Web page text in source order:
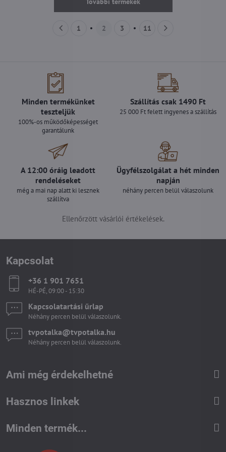
1 2 3 11
Minden termékünket
teszteljük
100%-os működőképességet
garantálunk
Szállítás csak 1490 Ft
25 000 Ft felett ingyenes a szállítás
A 12:00 óráig leadott
rendeléseket
még a mai nap alatt ki lesznek
szállítva
Ügyfélszolgálat a hét minden
napján
néhány percen belül válaszolunk
Ellenőrzött vásárlói értékelések.
Kapcsolat
+36 1 901 7651
HÉ-PÉ, 09:00 - 15:30
Kapcsolatartási űrlap
Néhány percen belül válaszolunk.
tvpotalka​@tvpotalka​.hu
Néhány percen belül válaszolunk.
Ami még érdekelhetné
Hasznos linkek
Minden termék...